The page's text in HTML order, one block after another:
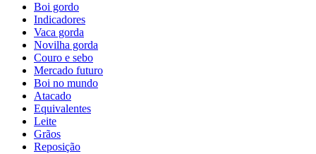
Boi gordo
Indicadores
Vaca gorda
Novilha gorda
Couro e sebo
Mercado futuro
Boi no mundo
Atacado
Equivalentes
Leite
Grãos
Reposição